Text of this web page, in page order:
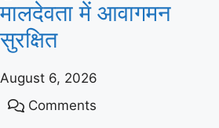
मालदेवता में आवागमन
सुरक्षित
August 6, 2026
Comments